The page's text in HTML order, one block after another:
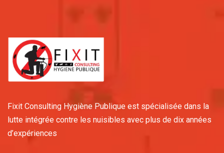
Fixit Consulting Hygiène Publique est spécialisée dans la
lutte intégrée contre les nuisibles avec plus de dix années
d’expériences